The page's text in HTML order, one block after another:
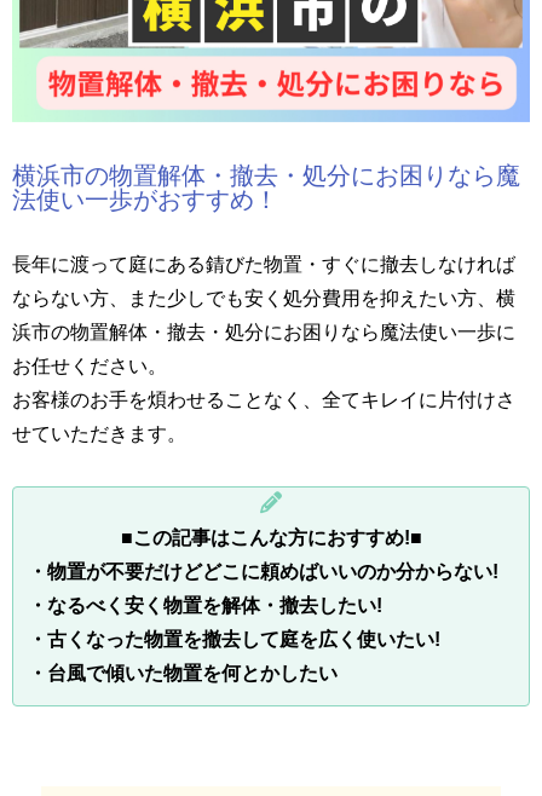
横浜市の物置解体・撤去・処分にお困りなら魔
法使い一歩がおすすめ！
長年に渡って庭にある錆びた物置・すぐに撤去しなければ
ならない方、また少しでも安く処分費用を抑えたい方、横
浜市の物置解体・撤去・処分にお困りなら魔法使い一歩に
お任せください。
お客様のお手を煩わせることなく、全てキレイに片付けさ
せていただきます。
■この記事はこんな方におすすめ!■
・物置が不要だけどどこに頼めばいいのか分からない!
・なるべく安く物置を解体・撤去したい!
・古くなった物置を撤去して庭を広く使いたい!
・台風で傾いた物置を何とかしたい